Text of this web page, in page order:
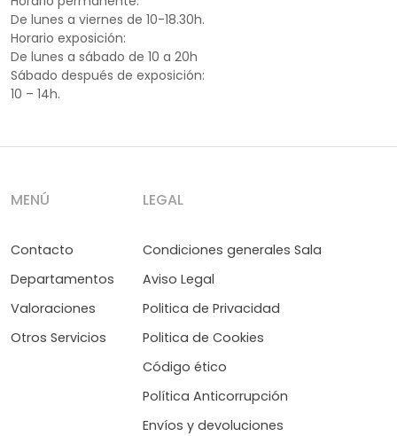
De lunes a viernes de 10-18.30h.
Horario exposición:
De lunes a sábado de 10 a 20h
Sábado después de exposición:
10 – 14h.
MENÚ
Contacto
Departamentos
Valoraciones
Otros Servicios
LEGAL
Condiciones generales Sala
Aviso Legal
Politica de Privacidad
Politica de Cookies
Código ético
Política Anticorrupción
Envíos y devoluciones